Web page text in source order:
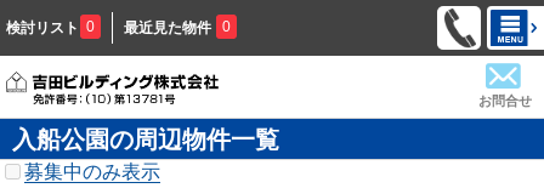
検討リスト 0 最近見た物件 0
お問合せ
入船公園の周辺物件一覧
募集中のみ表示